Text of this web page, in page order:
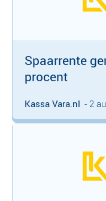
Spaarrente
procent
Kassa Vara.nl - 2